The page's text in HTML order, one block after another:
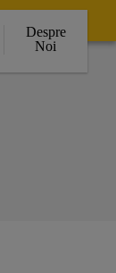
Despre
Noi